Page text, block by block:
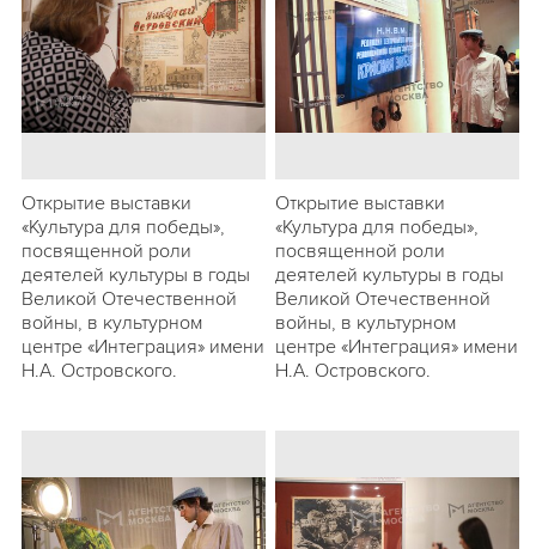
Открытие выставки
«Культура для победы»,
посвященной роли
деятелей культуры в годы
Великой Отечественной
войны, в культурном
центре «Интеграция» имени
Н.А. Островского.
Открытие выставки
«Культура для победы»,
посвященной роли
деятелей культуры в годы
Великой Отечественной
войны, в культурном
центре «Интеграция» имени
Н.А. Островского.